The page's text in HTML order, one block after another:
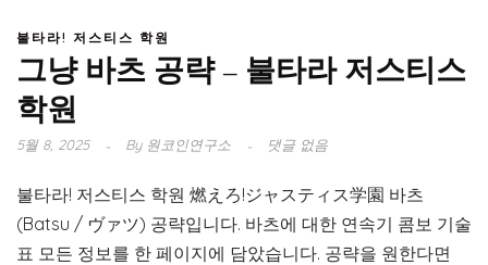
불타라! 저스티스 학원
그냥 바츠 공략 – 불타라 저스티스
학원
5월 8, 2025 By원코인연구소 댓글 없음
불타라! 저스티스 학원 燃えろ!ジャスティス学園 바츠
(Batsu / ヴァツ) 공략입니다. 바츠에 대한 연속기 콤보 기술
표 모든 정보를 한 페이지에 담았습니다. 공략을 원한다면